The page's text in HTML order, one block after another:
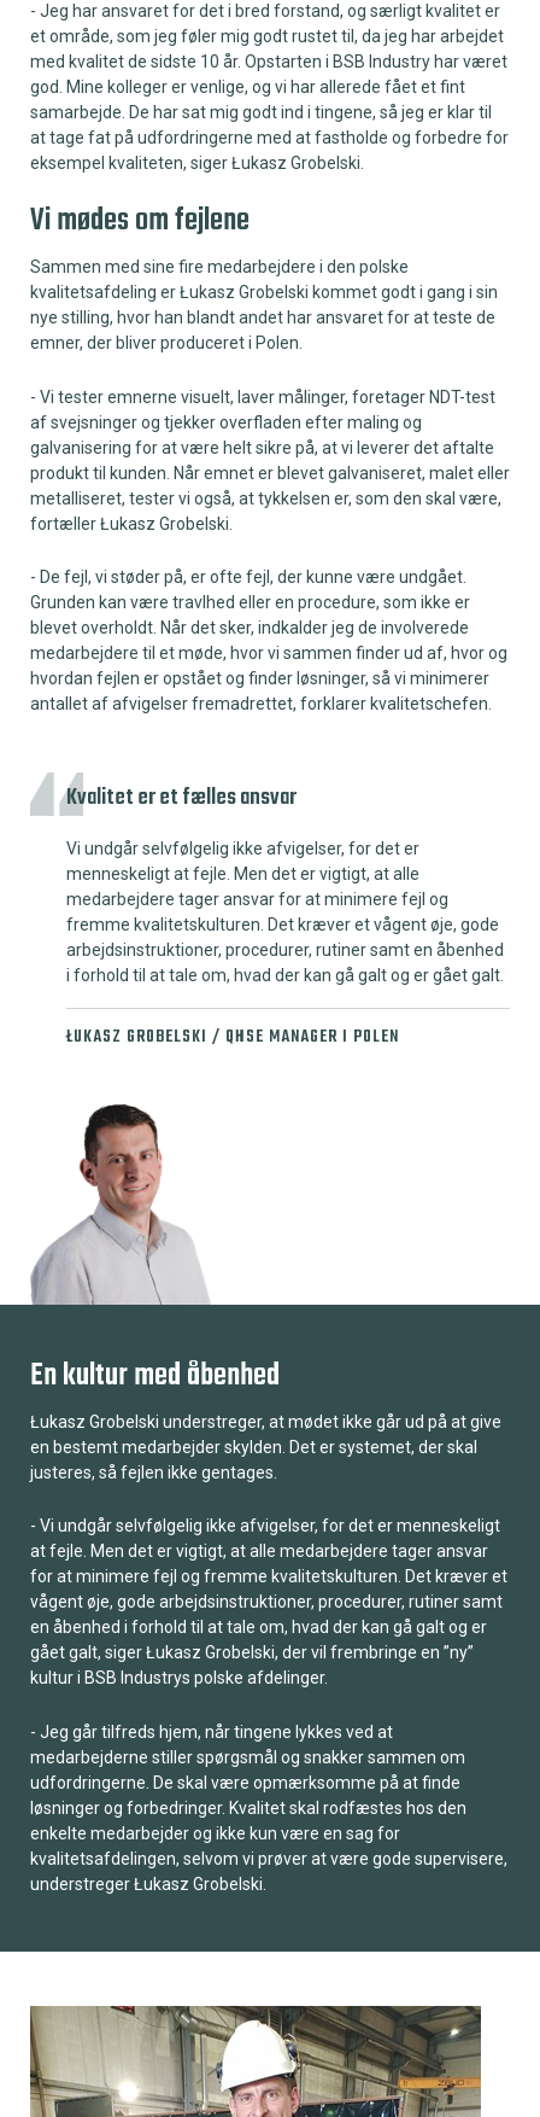
- Jeg har ansvaret for det i bred forstand, og særligt kvalitet er
et område, som jeg føler mig godt rustet til, da jeg har arbejdet
med kvalitet de sidste 10 år. Opstarten i BSB Industry har været
god. Mine kolleger er venlige, og vi har allerede fået et fint
samarbejde. De har sat mig godt ind i tingene, så jeg er klar til
at tage fat på udfordringerne med at fastholde og forbedre for
eksempel kvaliteten, siger Łukasz Grobelski.
Vi mødes om fejlene
Sammen med sine fire medarbejdere i den polske
kvalitetsafdeling er Łukasz Grobelski kommet godt i gang i sin
nye stilling, hvor han blandt andet har ansvaret for at teste de
emner, der bliver produceret i Polen.
- Vi tester emnerne visuelt, laver målinger, foretager NDT-test
af svejsninger og tjekker overfladen efter maling og
galvanisering for at være helt sikre på, at vi leverer det aftalte
produkt til kunden. Når emnet er blevet galvaniseret, malet eller
metalliseret, tester vi også, at tykkelsen er, som den skal være,
fortæller Łukasz Grobelski.
- De fejl, vi støder på, er ofte fejl, der kunne være undgået.
Grunden kan være travlhed eller en procedure, som ikke er
blevet overholdt. Når det sker, indkalder jeg de involverede
medarbejdere til et møde, hvor vi sammen finder ud af, hvor og
hvordan fejlen er opstået og finder løsninger, så vi minimerer
antallet af afvigelser fremadrettet, forklarer kvalitetschefen.
Kvalitet er et fælles ansvar
Vi undgår selvfølgelig ikke afvigelser, for det er
menneskeligt at fejle. Men det er vigtigt, at alle
medarbejdere tager ansvar for at minimere fejl og
fremme kvalitetskulturen. Det kræver et vågent øje, gode
arbejdsinstruktioner, procedurer, rutiner samt en åbenhed
i forhold til at tale om, hvad der kan gå galt og er gået galt.
ŁUKASZ GROBELSKI / QHSE MANAGER I POLEN
En kultur med åbenhed
Łukasz Grobelski understreger, at mødet ikke går ud på at give
en bestemt medarbejder skylden. Det er systemet, der skal
justeres, så fejlen ikke gentages.
- Vi undgår selvfølgelig ikke afvigelser, for det er menneskeligt
at fejle. Men det er vigtigt, at alle medarbejdere tager ansvar
for at minimere fejl og fremme kvalitetskulturen. Det kræver et
vågent øje, gode arbejdsinstruktioner, procedurer, rutiner samt
en åbenhed i forhold til at tale om, hvad der kan gå galt og er
gået galt, siger Łukasz Grobelski, der vil frembringe en ”ny”
kultur i BSB Industrys polske afdelinger.
- Jeg går tilfreds hjem, når tingene lykkes ved at
medarbejderne stiller spørgsmål og snakker sammen om
udfordringerne. De skal være opmærksomme på at finde
løsninger og forbedringer. Kvalitet skal rodfæstes hos den
enkelte medarbejder og ikke kun være en sag for
kvalitetsafdelingen, selvom vi prøver at være gode supervisere,
understreger Łukasz Grobelski.